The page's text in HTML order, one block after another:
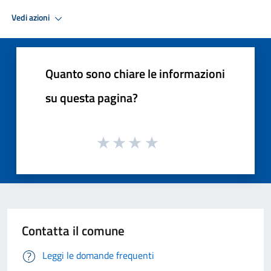
Vedi azioni
Quanto sono chiare le informazioni
su questa pagina?
Contatta il comune
Leggi le domande frequenti